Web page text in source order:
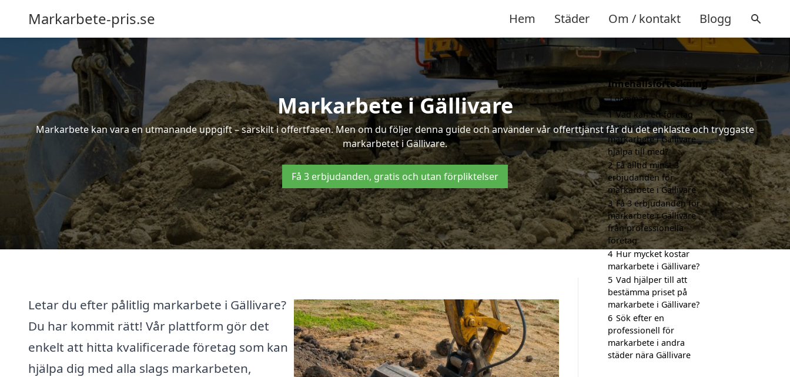
Markarbete-pris.se Hem Städer Om / kontakt Blogg
Markarbete i Gällivare
Markarbete kan vara en utmanande uppgift – särskilt i offertfasen. Men om du följer denna guide och använder vår offerttjänst får du det enklaste och tryggaste
markarbetet i Gällivare.
Få 3 erbjudanden, gratis och utan förpliktelser
Letar du efter pålitlig markarbete i Gällivare?
Du har kommit rätt! Vår plattform gör det
enkelt att hitta kvalificerade företag som kan
hjälpa dig med alla slags markarbeten,
Innehållsförteckning
gömma
1 Vad kan ett företag
som är specialiserat på
markarbete i Gällivare
hjälpa till med?
2 Få alltid minst 3
erbjudanden för
markarbete i Gällivare
3 Få 3 erbjudanden för
markarbete i Gällivare
från professionella
företag
4 Hur mycket kostar
markarbete i Gällivare?
5 Vad hjälper till att
bestämma priset på
markarbete i Gällivare?
6 Sök efter en
professionell för
markarbete i andra
städer nära Gällivare